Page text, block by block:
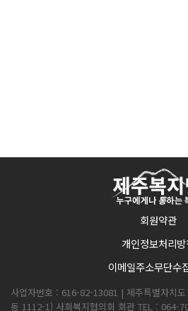
회원약관
개인정보처리방
이메일주소무단수
사업자번호 : 616-82-13081 | 제주특별자치
동 1112-1) 사회복지협의회 회관 TEL : 064-